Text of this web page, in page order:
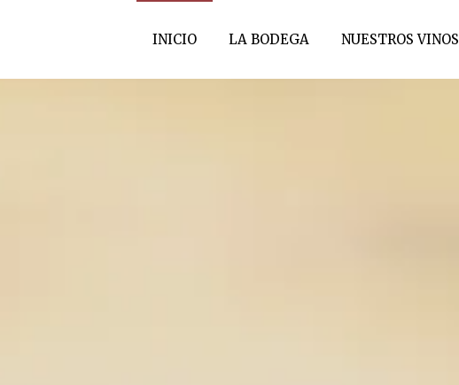
INICIO LA BODEGA NUESTROS VINOS